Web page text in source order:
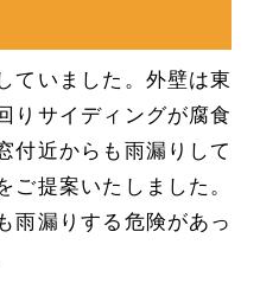
ていました。外壁は東
りサイディングが腐食
付近からも雨漏りして
ご提案いたしました。
雨漏りする危険があっ